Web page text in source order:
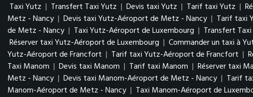
Taxi Yutz | Transfert Taxi Yutz | Devis taxi Yutz | Tarif taxi Yutz |
Metz - Nancy | Devis taxi Yutz-Aéroport de Metz - Nancy | Tarif taxi
de Metz - Nancy | Taxi Yutz-Aéroport de Luxembourg | Transfert
Réserver taxi Yutz-Aéroport de Luxembourg | Commander un taxi à
Yutz-Aéroport de Francfort | Tarif taxi Yutz-Aéroport de Francfort |
Taxi Manom | Devis taxi Manom | Tarif taxi Manom | Réserver taxi
Metz - Nancy | Devis taxi Manom-Aéroport de Metz - Nancy | Tarif
Manom-Aéroport de Metz - Nancy | Taxi Manom-Aéroport de